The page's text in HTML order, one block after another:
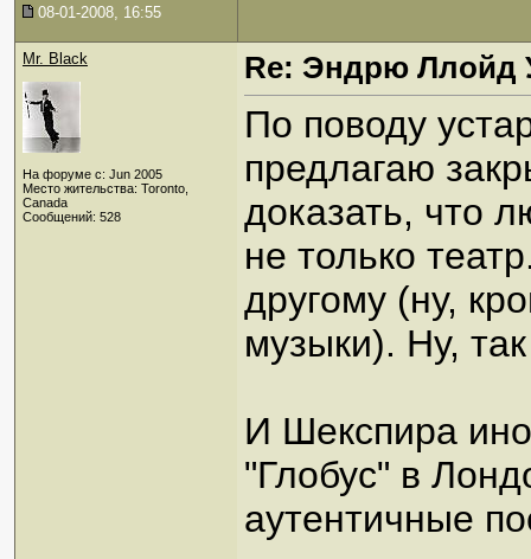
08-01-2008, 16:55
Mr. Black
На форуме с: Jun 2005
Место жительства: Toronto,
Canada
Сообщений: 528
Re: Эндрю Ллойд
По поводу
предлагаю
доказать, что
не только
другому (ну,
музыки). Ну,
И Шекспира
"Глобус" в
аутентичные